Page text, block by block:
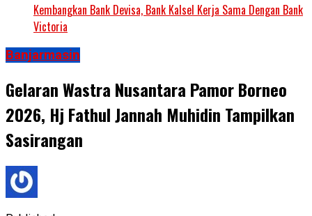
Kembangkan Bank Devisa, Bank Kalsel Kerja Sama Dengan Bank
Victoria
Banjarmasin
Gelaran Wastra Nusantara Pamor Borneo
2026, Hj Fathul Jannah Muhidin Tampilkan
Sasirangan